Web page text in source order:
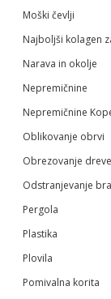
Moški čevlji
Najboljši kolagen
Narava in okolje
Nepremičnine
Nepremičnine
Oblikovanje obrvi
Obrezovanje
Odstranjevanje
Pergola
Plastika
Plovila
Pomivalna korita